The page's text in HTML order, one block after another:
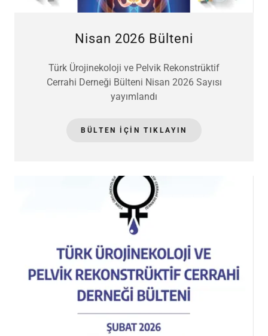
Nisan 2026 Bülteni
Türk Ürojinekoloji ve Pelvik Rekonstrüktif
Cerrahi Derneği Bülteni Nisan 2026 Sayısı
yayımlandı
BÜLTEN IÇIN TIKLAYIN